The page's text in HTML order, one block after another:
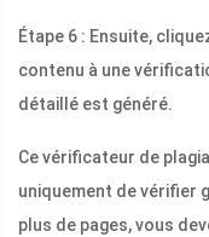
Étape 6 : Ensuite,
contenu à une
détaillé est généré.
Ce vérificateur de
uniquement de vérifier
plus de pages, vous